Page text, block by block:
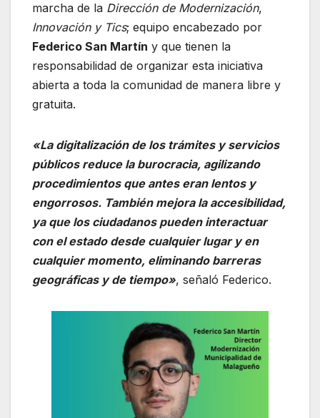
marcha de la Dirección de Modernización,
Innovación y Tics; equipo encabezado por
Federico San Martín y que tienen la
responsabilidad de organizar esta iniciativa
abierta a toda la comunidad de manera libre y
gratuita.
«La digitalización de los trámites y servicios
públicos reduce la burocracia, agilizando
procedimientos que antes eran lentos y
engorrosos. También mejora la accesibilidad,
ya que los ciudadanos pueden interactuar
con el estado desde cualquier lugar y en
cualquier momento, eliminando barreras
geográficas y de tiempo», señaló Federico.